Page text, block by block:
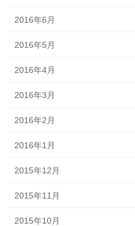
2016年6月
2016年5月
2016年4月
2016年3月
2016年2月
2016年1月
2015年12月
2015年11月
2015年10月